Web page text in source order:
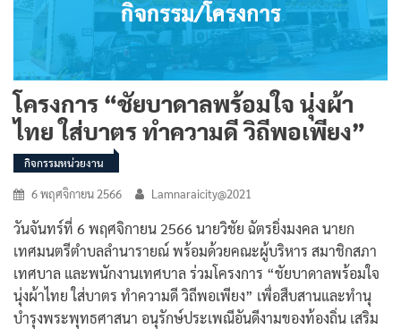
โครงการ “ชัยบาดาลพร้อมใจ นุ่งผ้า
ไทย ใส่บาตร ทำความดี วิถีพอเพียง”
กิจกรรมหน่วยงาน
6 พฤศจิกายน 2566 Lamnaraicity@2021
วันจันทร์ที่ 6 พฤศจิกายน 2566 นายวิชัย ฉัตรยิ่งมงคล นายก
เทศมนตรีตำบลลำนารายณ์ พร้อมด้วยคณะผู้บริหาร สมาชิกสภา
เทศบาล และพนักงานเทศบาล ร่วมโครงการ “ชัยบาดาลพร้อมใจ
นุ่งผ้าไทย ใส่บาตร ทำความดี วิถีพอเพียง” เพื่อสืบสานและทำนุ
บำรุงพระพุทธศาสนา อนุรักษ์ประเพณีอันดีงามของท้องถิ่น เสริม